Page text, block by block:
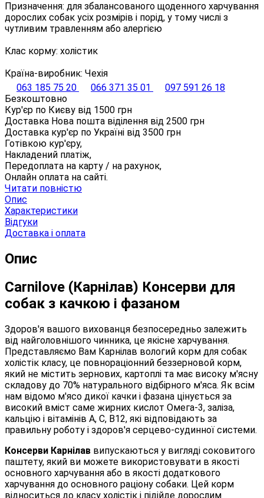
Призначення: для збалансованого щоденного харчування
дорослих собак усіх розмірів і порід, у тому числі з
чутливим травленням або алергією
Клас корму: холістик
Країна-виробник: Чехія
063 185 75 20
066 371 35 01
097 591 26 18
Безкоштовно
Кур'єр по Києву від 1500 грн
Доставка Нова пошта віділення від 2500 грн
Доставка кур'єр по Україні від 3500 грн
Готівкою кур'єру,
Накладений платіж,
Передоплата на карту / на рахунок,
Онлайн оплата на сайті.
Читати повністю
Опис
Характеристики
Відгуки
Доставка і оплата
Опис
Carnilove (Карнілав) Консерви для
собак з качкою і фазаном
Здоров'я вашого вихованця безпосередньо залежить
від найголовнішого чинника, це якісне харчування.
Представляємо Вам Карнілав вологий корм для собак
холістік класу, це повнораціонний беззерновой корм,
який не містить зернових, картоплі та має високу м'ясну
складову до 70% натурального відбірного м'яса. Як всім
нам відомо м'ясо дикої качки і фазана цінується за
високий вміст саме жирних кислот Омега-3, заліза,
кальцію і вітамінів А, С, В12, які відповідають за
правильну роботу і здоров'я серцево-судинної системи.
Консерви Карнілав випускаються у вигляді соковитого
паштету, який ви можете використовувати в якості
основного харчування або в якості додаткового
харчування до основного раціону собаки. Цей корм
відноситься до класу холістік і підійде дорослим